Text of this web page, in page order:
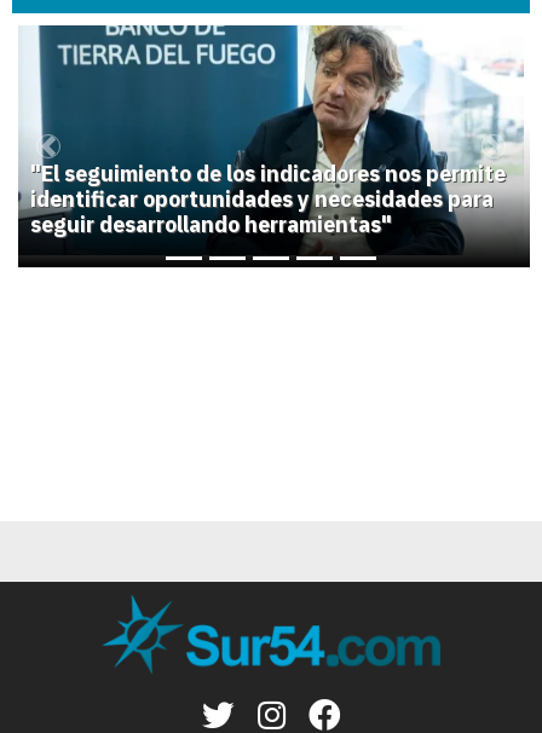
1
"El seguimiento de los indicadores nos permite
identificar oportunidades y necesidades para
seguir desarrollando herramientas"
Previous Next